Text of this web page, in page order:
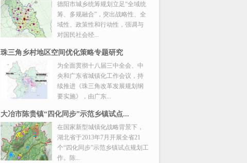
德阳市城乡统筹规划立足“全域统
筹、多规融合”，突出战略性、全
域性、政策性和行动性，强调与
对国民社会经...
珠三角乡村地区空间优化策略专题研究
为全面贯彻十八届三中全会、中
央和广东省城镇化工作会议，持
续推进《珠三角改革发展规划纲
要实施》，由广东...
大冶市陈贵镇“四化同步”示范乡镇试点...
在国家新型城镇化战略背景下，
湖北省于2013年7月开展全省21
个“四化同步”示范乡镇试点规划工
作。陈...